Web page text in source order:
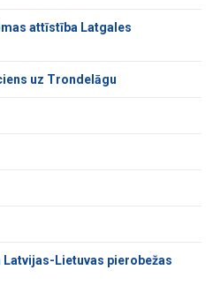
attīstība Latgales
uz Trondelāgu
Lietuvas pierobežas